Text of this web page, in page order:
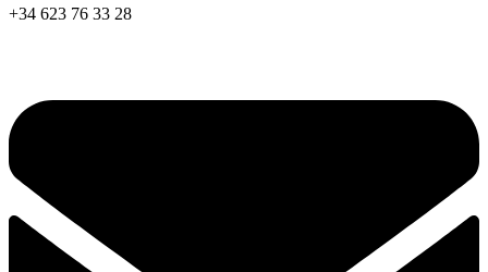
+34 623 76 33 28